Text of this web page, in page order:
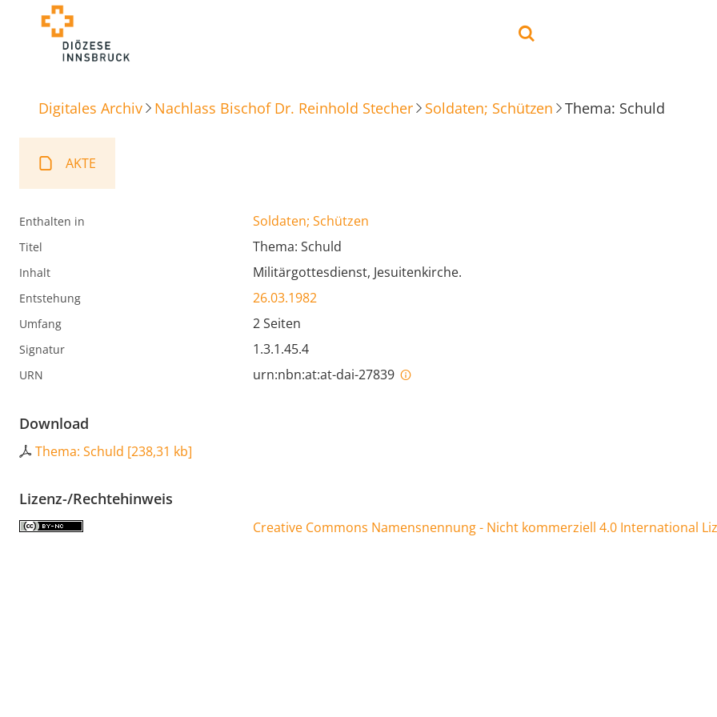
Digitales Archiv Nachlass Bischof Dr. Reinhold Stecher Soldaten; Schützen Thema: Schuld
AKTE
Enthalten in Soldaten; Schützen
Titel Thema: Schuld
Inhalt Militärgottesdienst, Jesuitenkirche.
Entstehung 26.03.1982
Umfang 2 Seiten
Signatur 1.3.1.45.4
URN urn:nbn:at:at-dai-27839
Download
Thema: Schuld [238,31 kb]
Lizenz-/Rechtehinweis
Creative Commons Namensnennung - Nicht kommerziell 4.0 International